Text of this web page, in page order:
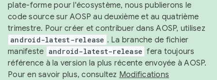
plate-forme pour l'écosystème, nous publierons le
code source sur AOSP au deuxième et au quatrième
trimestre. Pour créer et contribuer dans AOSP, utilisez
android-latest-release . La branche de fichier
manifeste android-latest-release fera toujours
référence à la version la plus récente envoyée à AOSP.
Pour en savoir plus, consultez Modifications